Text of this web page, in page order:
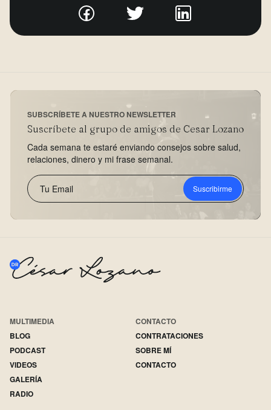
SUBSCRÍBETE A NUESTRO NEWSLETTER
Suscríbete al grupo de amigos de Cesar Lozano
Cada semana te estaré enviando consejos sobre salud,
relaciones, dinero y mi frase semanal.
Suscribirme
MULTIMEDIA
BLOG
PODCAST
VIDEOS
GALERÍA
RADIO
CONTACTO
CONTRATACIONES
SOBRE MÍ
CONTACTO